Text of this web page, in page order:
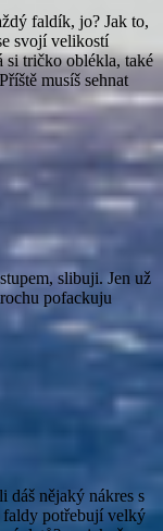
faldík, jo? Jak to,
svojí velikostí
tričko oblékla, také
Příště musíš sehnat
slibuji. Jen už
pofackuju
dáš nějaký nákres s
faldy potřebují velký